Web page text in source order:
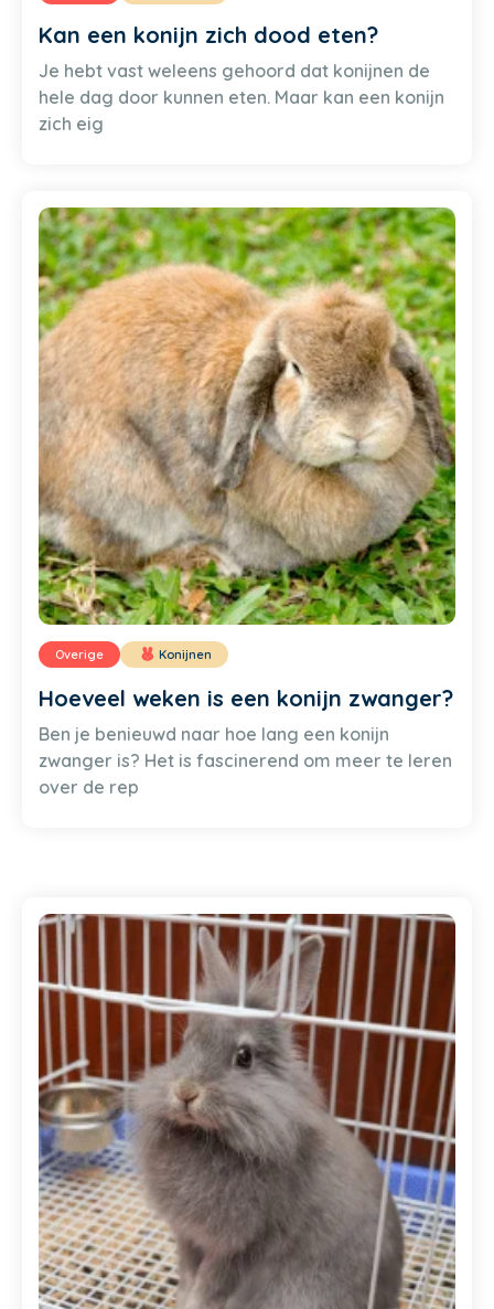
Kan een konijn zich dood eten?
Je hebt vast weleens gehoord dat konijnen de
hele dag door kunnen eten. Maar kan een konijn
zich eig
Overige Konijnen
Hoeveel weken is een konijn zwanger?
Ben je benieuwd naar hoe lang een konijn
zwanger is? Het is fascinerend om meer te leren
over de rep